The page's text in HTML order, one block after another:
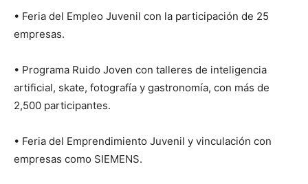
• Feria del Empleo Juvenil con la participación de 25
empresas.
• Programa Ruido Joven con talleres de inteligencia
artificial, skate, fotografía y gastronomía, con más de
2,500 participantes.
• Feria del Emprendimiento Juvenil y vinculación con
empresas como SIEMENS.